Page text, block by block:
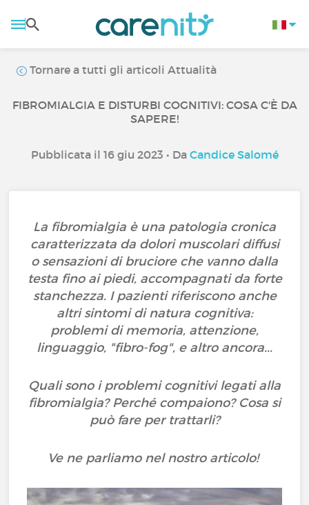
Tornare a tutti gli articoli Attualità
FIBROMIALGIA E DISTURBI COGNITIVI: COSA C'È DA
SAPERE!
Pubblicata il 16 giu 2023 • Da Candice Salomé
La fibromialgia è una patologia cronica
caratterizzata da dolori muscolari diffusi
o sensazioni di bruciore che vanno dalla
testa fino ai piedi, accompagnati da forte
stanchezza. I pazienti riferiscono anche
altri sintomi di natura cognitiva:
problemi di memoria, attenzione,
linguaggio, "fibro-fog", e altro ancora...
Quali sono i problemi cognitivi legati alla
fibromialgia? Perché compaiono? Cosa si
può fare per trattarli?
Ve ne parliamo nel nostro articolo!